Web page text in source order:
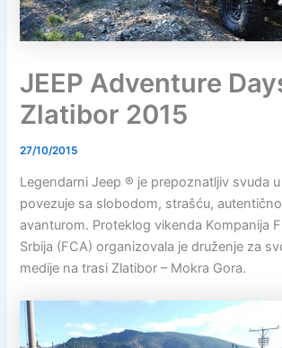
JEEP Adventure
Zlatibor 2015
27/10/2015
Legendarni Jeep ® je prepoznatljiv svuda
povezuje sa slobodom, strašću,
avanturom. Proteklog vikenda Kompanija
Srbija (FCA) organizovala je druženje za
medije na trasi Zlatibor – Mokra Gora.